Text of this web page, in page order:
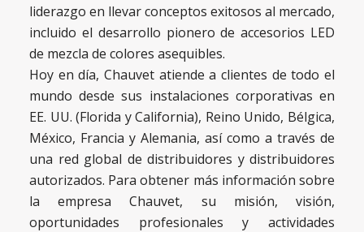
liderazgo en llevar conceptos exitosos al mercado,
incluido el desarrollo pionero de accesorios LED
de mezcla de colores asequibles.
Hoy en día, Chauvet atiende a clientes de todo el
mundo desde sus instalaciones corporativas en
EE. UU. (Florida y California), Reino Unido, Bélgica,
México, Francia y Alemania, así como a través de
una red global de distribuidores y distribuidores
autorizados. Para obtener más información sobre
la empresa Chauvet, su misión, visión,
oportunidades profesionales y actividades